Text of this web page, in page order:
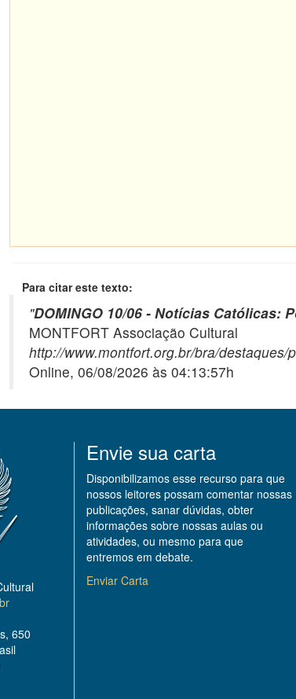
Para citar este texto:
"DOMINGO 10/06 - Notícias Católicas:
MONTFORT Associação Cultural
http://www.montfort.org.br/bra/destaques/
Online, 06/08/2026 às 04:13:57h
650
Envie sua carta
Disponibilizamos esse recurso para que
nossos leitores possam comentar nossas
publicações, sanar dúvidas, obter
informações sobre nossas aulas ou
atividades, ou mesmo para que
entremos em debate.
Enviar Carta